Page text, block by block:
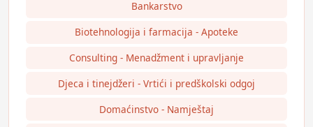
Bankarstvo
Biotehnologija i farmacija - Apoteke
Consulting - Menadžment i upravljanje
Djeca i tinejdžeri - Vrtići i predškolski odgoj
Domaćinstvo - Namještaj